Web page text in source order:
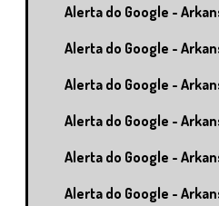
Alerta do Google -
Alerta do Google -
Alerta do Google -
Alerta do Google -
Alerta do Google -
Alerta do Google -